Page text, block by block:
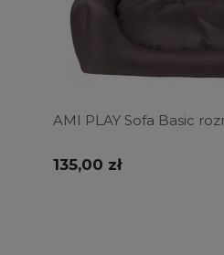
AMI PLAY Sofa Basic
135,00 zł